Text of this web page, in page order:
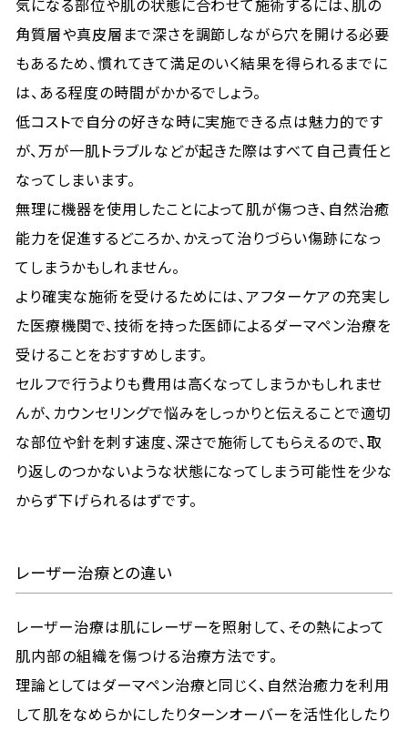
気になる部位や肌の状態に合わせて施術するには、肌の
角質層や真皮層まで深さを調節しながら穴を開ける必要
もあるため、慣れてきて満足のいく結果を得られるまでに
は、ある程度の時間がかかるでしょう。
低コストで自分の好きな時に実施できる点は魅力的です
が、万が一肌トラブルなどが起きた際はすべて自己責任と
なってしまいます。
無理に機器を使用したことによって肌が傷つき、自然治癒
能力を促進するどころか、かえって治りづらい傷跡になっ
てしまうかもしれません。
より確実な施術を受けるためには、アフターケアの充実し
た医療機関で、技術を持った医師によるダーマペン治療を
受けることをおすすめします。
セルフで行うよりも費用は高くなってしまうかもしれませ
んが、カウンセリングで悩みをしっかりと伝えることで適切
な部位や針を刺す速度、深さで施術してもらえるので、取
り返しのつかないような状態になってしまう可能性を少な
からず下げられるはずです。
レーザー治療との違い
レーザー治療は肌にレーザーを照射して、その熱によって
肌内部の組織を傷つける治療方法です。
理論としてはダーマペン治療と同じく、自然治癒力を利用
して肌をなめらかにしたりターンオーバーを活性化したり